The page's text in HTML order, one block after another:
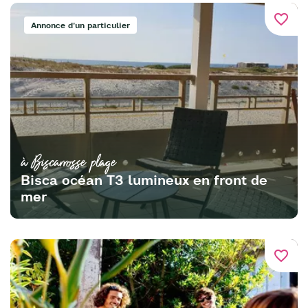
favorite_border
Annonce d'un particulier
à Biscarrosse plage
Bisca océan T3 lumineux en front de
mer
favorite_border